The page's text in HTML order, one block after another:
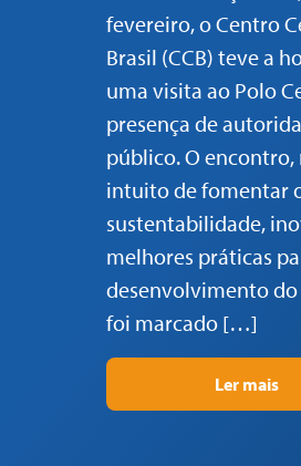
fevereiro, o Centro
Brasil (CCB) teve a
uma visita ao Polo
presença de
público. O
intuito de fomentar
sustentabilidade,
melhores práticas
desenvolvimento
foi marcado […]
Ler mais